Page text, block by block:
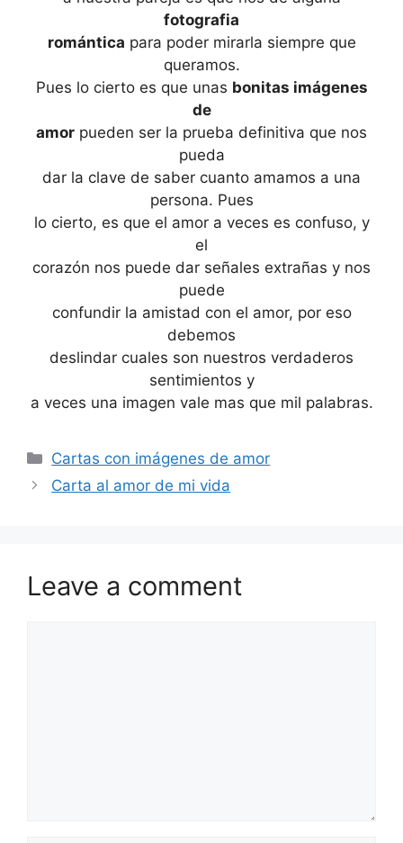
fotografia
romántica para poder mirarla siempre que
queramos.
Pues lo cierto es que unas bonitas imágenes
de
amor pueden ser la prueba definitiva que nos
pueda
dar la clave de saber cuanto amamos a una
persona. Pues
lo cierto, es que el amor a veces es confuso, y
el
corazón nos puede dar señales extrañas y nos
puede
confundir la amistad con el amor, por eso
debemos
deslindar cuales son nuestros verdaderos
sentimientos y
a veces una imagen vale mas que mil palabras.
Categories
Cartas con imágenes de amor
Carta al amor de mi vida
Leave a comment